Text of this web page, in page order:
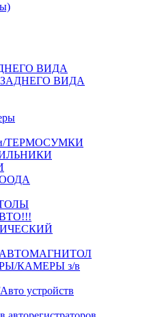
ВИДА
ВИДА
ТЕРМОСУМКИ
КАМЕРЫ з/в
устройств